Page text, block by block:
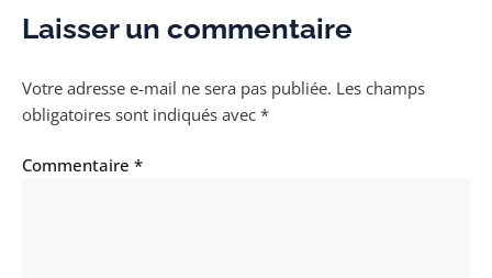
Laisser un commentaire
Votre adresse e-mail ne sera pas publiée. Les champs
obligatoires sont indiqués avec *
Commentaire *